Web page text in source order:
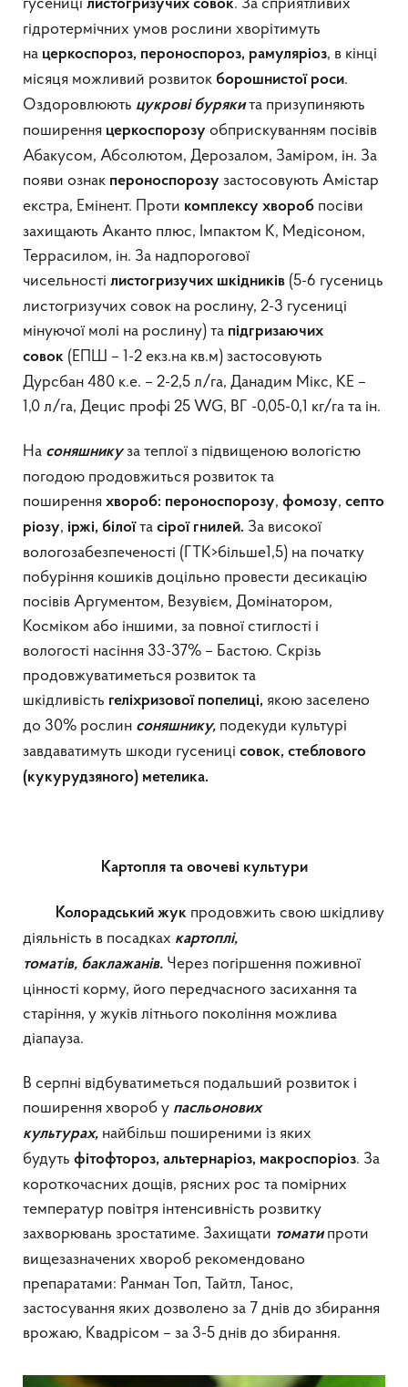
гусениці листогризучих совок. За сприятливих
гідротермічних умов рослини хворітимуть
на церкоспороз, пероноспороз, рамуляріоз, в кінці
місяця можливий розвиток борошнистої роси.
Оздоровлюють цукрові бурякита призупиняють
поширення церкоспорозу обприскуванням посівів
Абакусом, Абсолютом, Дерозалом, Заміром, ін. За
появи ознак пероноспорозу застосовують Амістар
екстра, Емінент. Проти комплексу хвороб посіви
захищають Аканто плюс, Імпактом К, Медісоном,
Террасилом, ін. За надпорогової
чисельності листогризучих шкідників (5-6 гусениць
листогризучих совок на рослину, 2-3 гусениці
мінуючої молі на рослину) та підгризаючих
совок (ЕПШ – 1-2 екз.на кв.м) застосовують
Дурсбан 480 к.е. – 2-2,5 л/га, Данадим Мікс, КЕ –
1,0 л/га, Децис профі 25 WG, ВГ -0,05-0,1 кг/га та ін.
На соняшникуза теплої з підвищеною вологістю
погодою продовжиться розвиток та
поширення хвороб: пероноспорозу, фомозу, септо
ріозу, іржі, білоїта сірої гнилей. За високої
вологозабезпеченості (ГТК>більше1,5) на початку
побуріння кошиків доцільно провести десикацію
посівів Аргументом, Везувієм, Домінатором,
Косміком або іншими, за повної стиглості і
вологості насіння 33-37% – Бастою. Скрізь
продовжуватиметься розвиток та
шкідливість геліхризової попелиці, якою заселено
до 30% рослин соняшнику, подекуди культурі
завдаватимуть шкоди гусениці совок, стеблового
(кукурудзяного) метелика.
Картопля та овочеві культури
Колорадський жук продовжить свою шкідливу
діяльність в посадках картоплі,
томатів, баклажанів. Через погіршення поживної
цінності корму, його передчасного засихання та
старіння, у жуків літнього покоління можлива
діапауза.
В серпні відбуватиметься подальший розвиток і
поширення хвороб у пасльонових
культурах, найбільш поширеними із яких
будуть фітофтороз, альтернаріоз, макроспоріоз. За
короткочасних дощів, рясних рос та помірних
температур повітря інтенсивність розвитку
захворювань зростатиме. Захищати томатипроти
вищезазначених хвороб рекомендовано
препаратами: Ранман Топ, Тайтл, Танос,
застосування яких дозволено за 7 днів до збирання
врожаю, Квадрісом – за 3-5 днів до збирання.